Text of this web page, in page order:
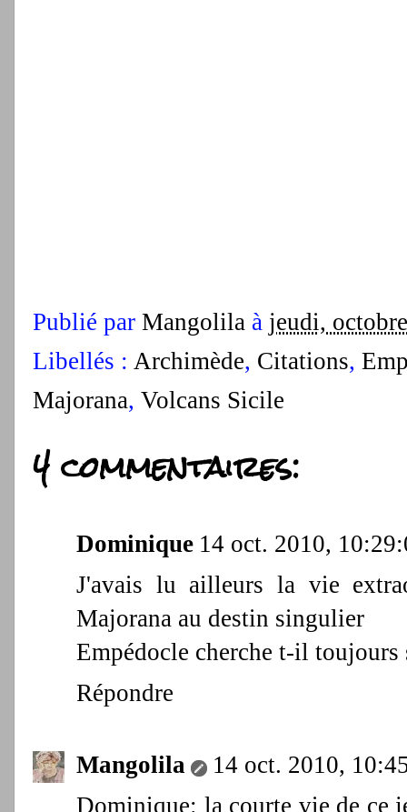
Publié par Mangolila à jeudi,
Libellés : Archimède, Citations,
Majorana, Volcans Sicile
4 commentaires:
Dominique 14 oct. 2010,
J'avais lu ailleurs la vie
Majorana au destin singulier
Empédocle cherche t-il toujours
Répondre
Mangolila
14 oct. 2010,
Dominique: la courte vie de ce